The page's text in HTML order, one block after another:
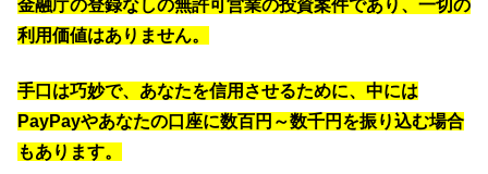
金融庁の登録なしの無許可営業の投資案件であり、一切の
利用価値はありません。
手口は巧妙で、あなたを信用させるために、中には
PayPayやあなたの口座に数百円～数千円を振り込む場合
もあります。